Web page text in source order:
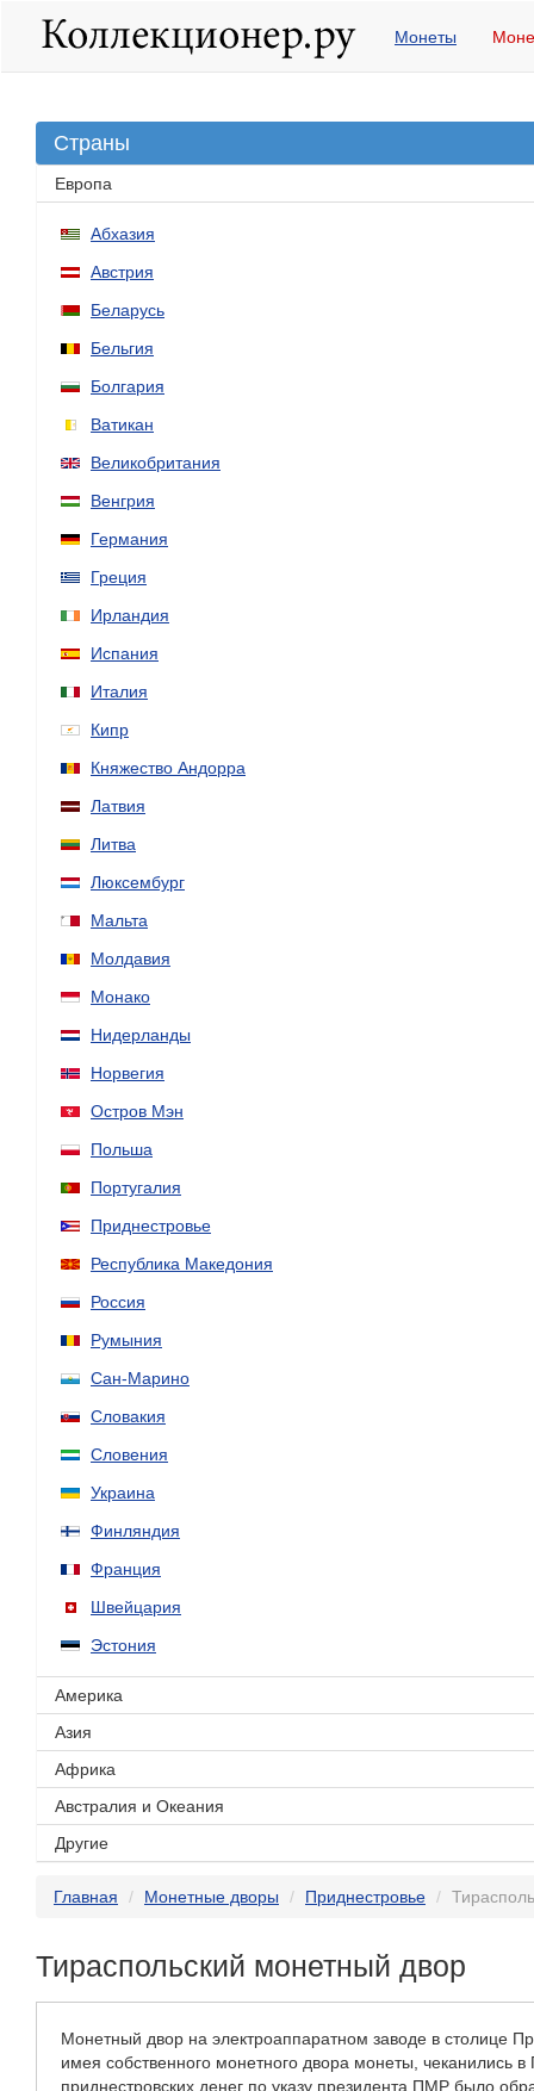
Монеты
Страны
Европа
Абхазия
Австрия
Беларусь
Бельгия
Болгария
Ватикан
Великобритания
Венгрия
Германия
Греция
Ирландия
Испания
Италия
Кипр
Княжество Андорра
Латвия
Литва
Люксембург
Мальта
Молдавия
Монако
Нидерланды
Норвегия
Остров Мэн
Польша
Португалия
Приднестровье
Республика Македония
Россия
Румыния
Сан-Марино
Словакия
Словения
Украина
Финляндия
Франция
Швейцария
Эстония
Америка
Азия
Африка
Австралия и Океания
Другие
Главная Монетные дворы Приднестровье
Тираспольский монетный двор
Монетный двор на электроаппаратном заводе в столице
имея собственного монетного двора монеты, чеканились
приднестровских денег по указу президента ПМР было